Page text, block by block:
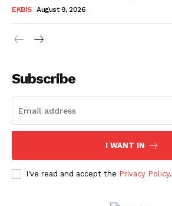
EKBIS August 9, 2026
Subscribe
I WANT IN
I've read and accept the Privacy Policy.